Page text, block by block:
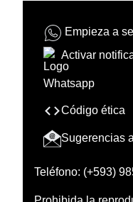
Empieza a
Activar
Código ética
Sugerencias
Teléfono: (+593)